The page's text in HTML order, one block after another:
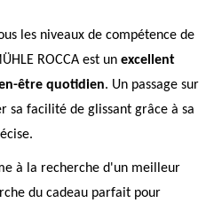
les niveaux de compétence de
ROCCA est un excellent
être quotidien. Un passage sur
sa facilité de glissant grâce à sa
à la recherche d'un meilleur
du cadeau parfait pour